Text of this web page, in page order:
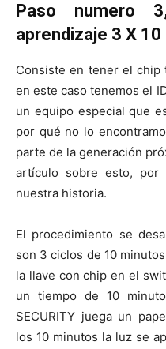
Paso numero
aprendizaje 3 X 10
Consiste en tener el chip
en este caso tenemos el
un equipo especial que
por qué no lo
parte de la generación
artículo sobre esto, por
nuestra historia.
El procedimiento se
son 3 ciclos de 10
la llave con chip en el
un tiempo de 10
SECURITY juega un
los 10 minutos la luz se